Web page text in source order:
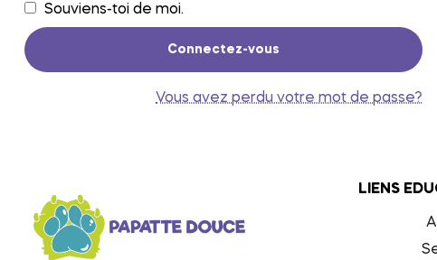
Souviens-toi de moi.
Connectez-vous
Vous avez perdu votre mot de passe?
LIENS